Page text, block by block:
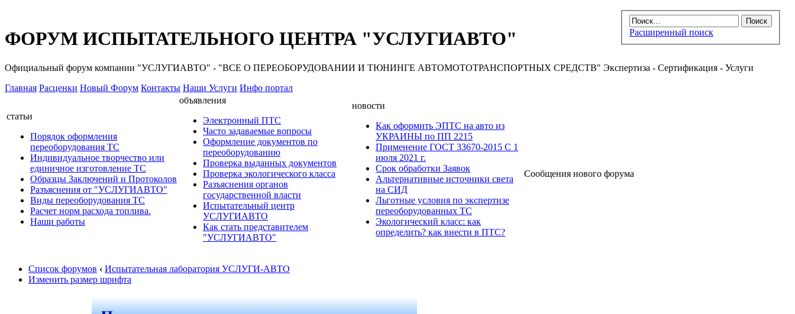
Расширенный поиск
ФОРУМ ИСПЫТАТЕЛЬНОГО ЦЕНТРА "УСЛУГИАВТО"
Официальный форум компании "УСЛУГИАВТО" - "ВСЕ О ПЕРЕОБОРУДОВАНИИ И ТЮНИНГЕ АВТОМОТОТРАНСПОРТНЫХ СРЕДСТВ" Экспертиза - Сертификация - Услуги
Главная Расценки Новый Форум Контакты Наши Услуги Инфо портал
статьи
Порядок оформления
переоборудования ТС
Индивидуальное творчество или
единичное изготовление ТС
Образцы Заключений и Протоколов
Разъяснения от "УСЛУГИАВТО"
Виды переоборудования ТС
Расчет норм расхода топлива.
Наши работы
объявления
Электронный ПТС
Часто задаваемые вопросы
Оформление документов по
переоборудованию
Проверка выданных документов
Проверка экологического класса
Разъяснения органов
государственной власти
Испытательный центр
УСЛУГИАВТО
Как стать представителем
"УСЛУГИАВТО"
новости
Как оформить ЭПТС на авто из
УКРАИНЫ по ПП 2215
Применение ГОСТ 33670-2015 С 1
июля 2021 г.
Срок обработки Заявок
Альтернативные источники света
на СИД
Льготные условия по экспертизе
переоборудованных ТС
Экологический класс: как
определить? как внести в ПТС?
Сообщения нового форума
Список форумов ‹ Испытательная лаборатория УСЛУГИ-АВТО
Изменить размер шрифта